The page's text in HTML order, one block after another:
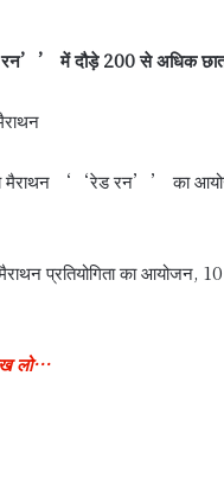
में दौड़े 200 से अधिक
मैराथन ‘‘रेड रन’’ का
प्रतियोगिता का आयोजन, 10
लो…